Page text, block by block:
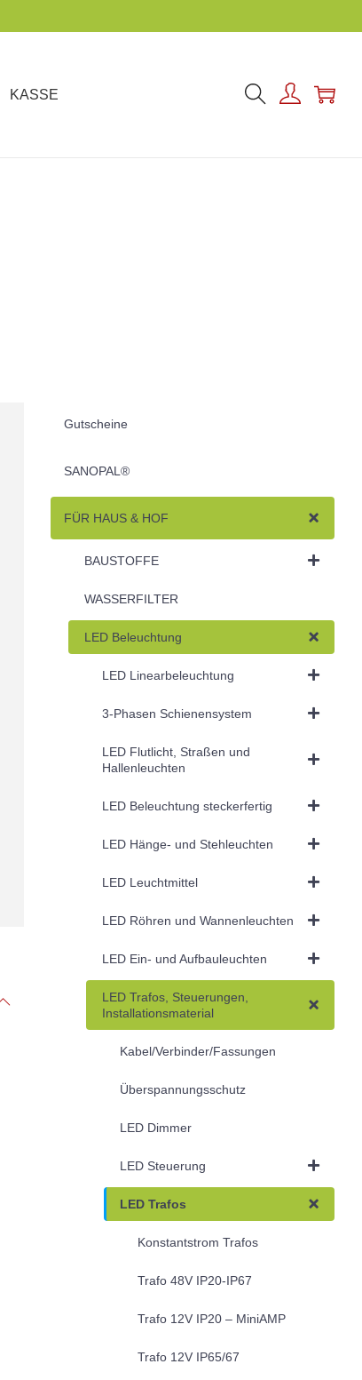
KASSE
Gutscheine
SANOPAL®
FÜR HAUS & HOF
BAUSTOFFE
WASSERFILTER
LED Beleuchtung
LED Linearbeleuchtung
3-Phasen Schienensystem
LED Flutlicht, Straßen und
Hallenleuchten
LED Beleuchtung steckerfertig
LED Hänge- und Stehleuchten
LED Leuchtmittel
LED Röhren und Wannenleuchten
LED Ein- und Aufbauleuchten
LED Trafos, Steuerungen,
Installationsmaterial
Kabel/Verbinder/Fassungen
Überspannungsschutz
LED Dimmer
LED Steuerung
LED Trafos
Konstantstrom Trafos
Trafo 48V IP20-IP67
Trafo 12V IP20 – MiniAMP
Trafo 12V IP65/67